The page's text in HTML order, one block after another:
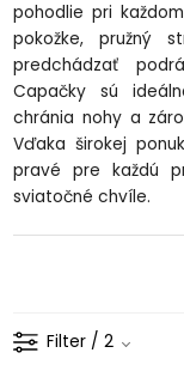
pohodlie pri
pokožke, pružný
predchádzať
Capačky sú
chránia nohy a
Vďaka širokej
pravé pre každú
sviatočné chvíle.
Filter / 2